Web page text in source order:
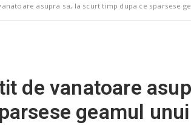
asupra sa, la scurt timp dupa ce sparsese
de vanatoare
geamul unui